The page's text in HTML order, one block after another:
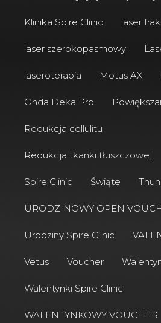
Klinika Spire Clinic laser
laser szerokopasmowy
laseroterapia Motus AX
Onda Deka Pro
Redukcja cellulitu
Redukcja tkanki tłuszczowej
Spire Clinic Świąte
URODZINOWY OPEN
Urodziny Spire Clinic
Vetus Voucher
Walentynki Spire Clinic
WALENTYNKOWY VOUCHER